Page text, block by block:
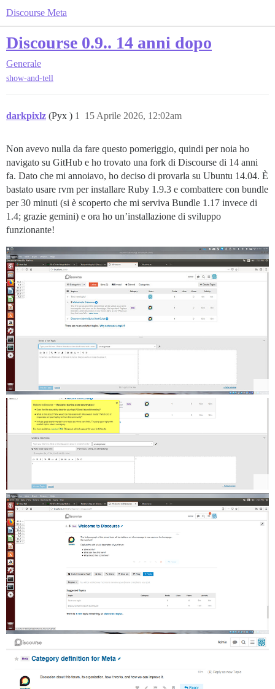
Discourse Meta
Discourse 0.9.. 14 anni dopo
Generale
show-and-tell
darkpixlz (Pyx ) 15 Aprile 2026, 12:02am
1
Non avevo nulla da fare questo pomeriggio, quindi per noia ho
navigato su GitHub e ho trovato una fork di Discourse di 14 anni
fa. Dato che mi annoiavo, ho deciso di provarla su Ubuntu 14.04. È
bastato usare rvm per installare Ruby 1.9.3 e combattere con bundle
per 30 minuti (si è scoperto che mi serviva Bundle 1.17 invece di
1.4; grazie gemini) e ora ho un’installazione di sviluppo
funzionante!